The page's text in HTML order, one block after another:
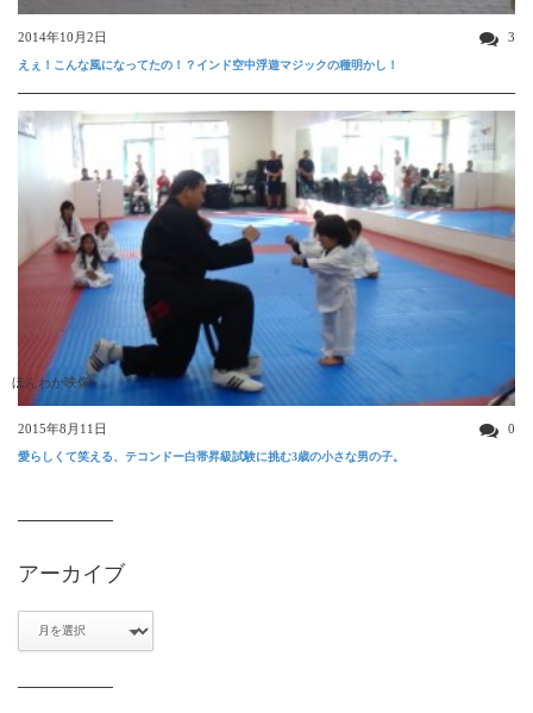
2014年10月2日 3
えぇ！こんな風になってたの！？インド空中浮遊マジックの種明かし！
ほんわか映像
2015年8月11日 0
愛らしくて笑える、テコンドー白帯昇級試験に挑む3歳の小さな男の子。
アーカイブ